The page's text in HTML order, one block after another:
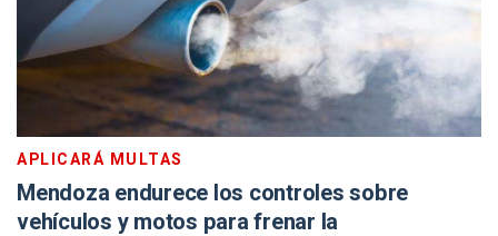
APLICARÁ MULTAS
Mendoza endurece los controles sobre
vehículos y motos para frenar la